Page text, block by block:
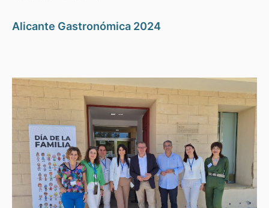
Alicante Gastronómica 2024